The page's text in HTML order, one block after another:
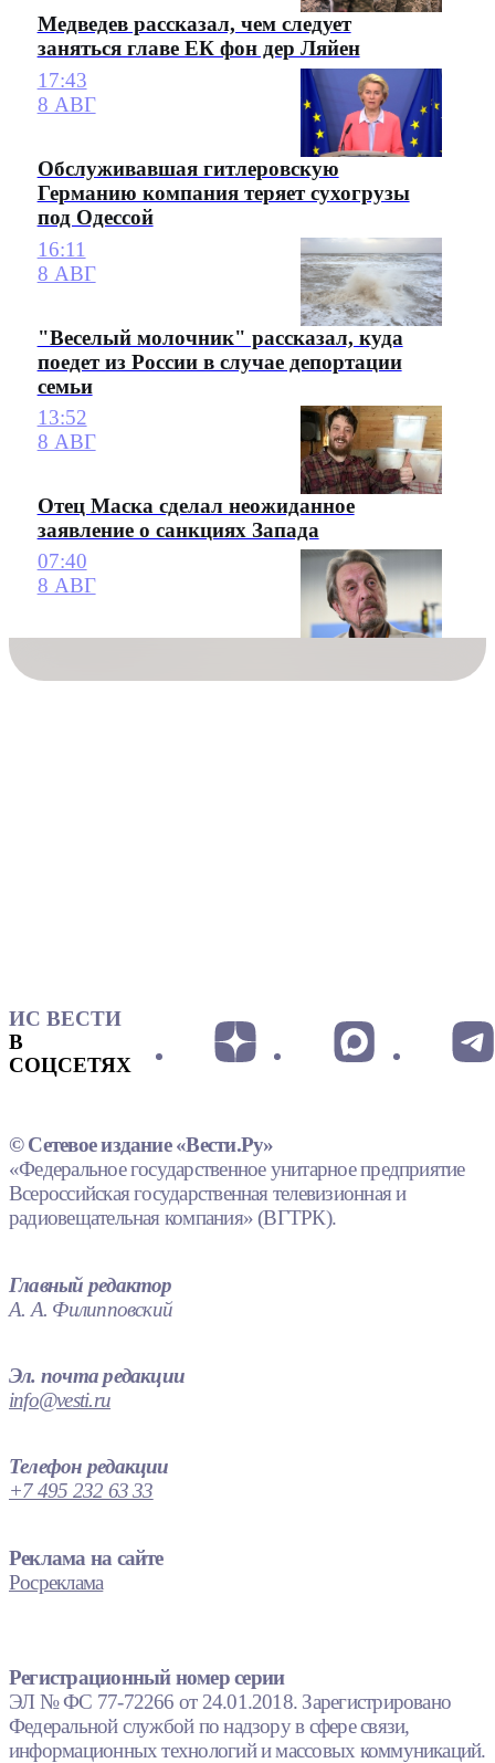
Медведев рассказал, чем следует
заняться главе ЕК фон дер Ляйен
17:43
8 АВГ
Обслуживавшая гитлеровскую
Германию компания теряет сухогрузы
под Одессой
16:11
8 АВГ
"Веселый молочник" рассказал, куда
поедет из России в случае депортации
семьи
13:52
8 АВГ
Отец Маска сделал неожиданное
заявление о санкциях Запада
07:40
8 АВГ
ИС ВЕСТИ
В
СОЦСЕТЯХ
© Сетевое издание «Вести.Ру»
«Федеральное государственное унитарное предприятие
Всероссийская государственная телевизионная и
радиовещательная компания» (ВГТРК).
Главный редактор
А. А. Филипповский
Эл. почта редакции
info@vesti.ru
Телефон редакции
+7 495 232 63 33
Реклама на сайте
Росреклама
Регистрационный номер серии
ЭЛ № ФС 77-72266 от 24.01.2018. Зарегистрировано
Федеральной службой по надзору в сфере связи,
информационных технологий и массовых коммуникаций.